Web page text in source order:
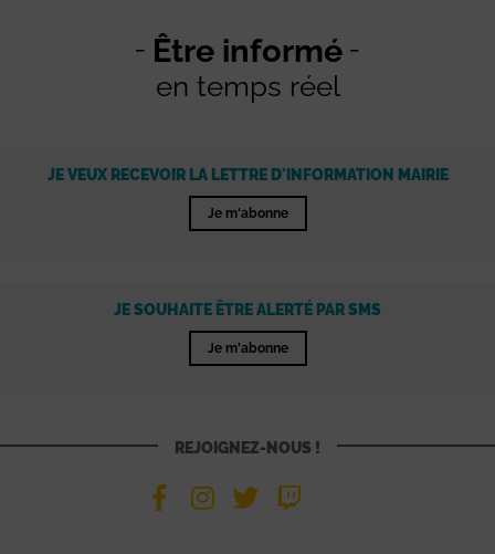
Être informé
en temps réel
JE VEUX RECEVOIR LA LETTRE D'INFORMATION MAIRIE
Je m'abonne
JE SOUHAITE ÊTRE ALERTÉ PAR SMS
Je m'abonne
REJOIGNEZ-NOUS !